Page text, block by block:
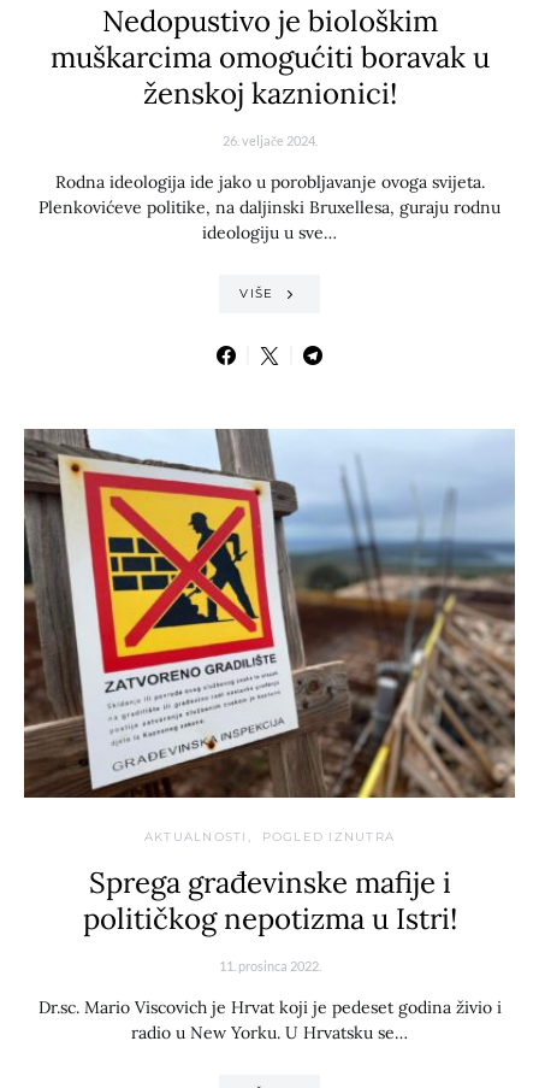
Nedopustivo je biološkim
muškarcima omogućiti boravak u
ženskoj kaznionici!
26. veljače 2024.
Rodna ideologija ide jako u porobljavanje ovoga svijeta.
Plenkovićeve politike, na daljinski Bruxellesa, guraju rodnu
ideologiju u sve…
VIŠE
AKTUALNOSTI POGLED IZNUTRA
Sprega građevinske mafije i
političkog nepotizma u Istri!
11. prosinca 2022.
Dr.sc. Mario Viscovich je Hrvat koji je pedeset godina živio i
radio u New Yorku. U Hrvatsku se…